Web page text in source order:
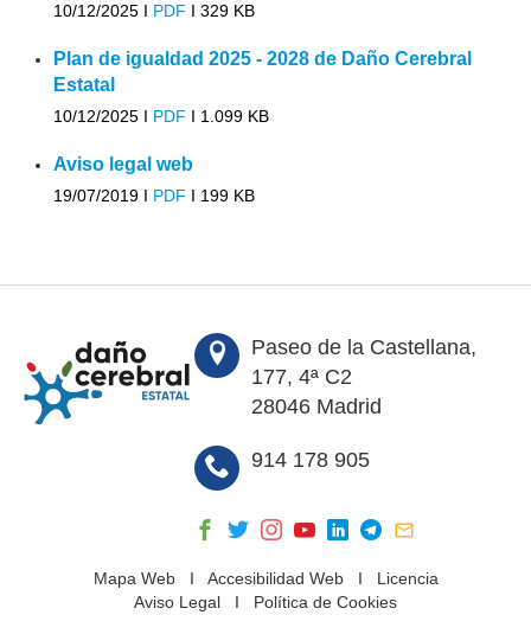
10/12/2025 I PDF I 329 KB
Plan de igualdad 2025 - 2028 de Daño Cerebral
Estatal
10/12/2025 I PDF I 1.099 KB
Aviso legal web
19/07/2019 I PDF I 199 KB
Paseo de la Castellana,
177, 4ª C2
28046 Madrid
914 178 905
Mapa WebI Accesibilidad WebI Licencia
Aviso Legal I Política de Cookies